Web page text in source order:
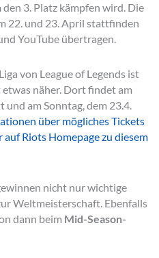
3. Platz kämpfen wird. Die
22. und 23. April stattfinden
YouTube übertragen.
von League of Legends ist
näher. Dort findet am
und am Sonntag, dem 23.4.
über mögliches Tickets
Riots Homepage zu diesem
nicht nur wichtige
Weltmeisterschaft. Ebenfalls
dann beim Mid-Season-